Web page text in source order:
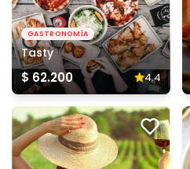
GASTRONOMÍA
Tasty
$ 62.200 4.4